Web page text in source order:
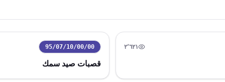
٢٬٦٢١
مشاهدة رمز التعريفة:
95/07/10/00/00
قصبات صيد سمك